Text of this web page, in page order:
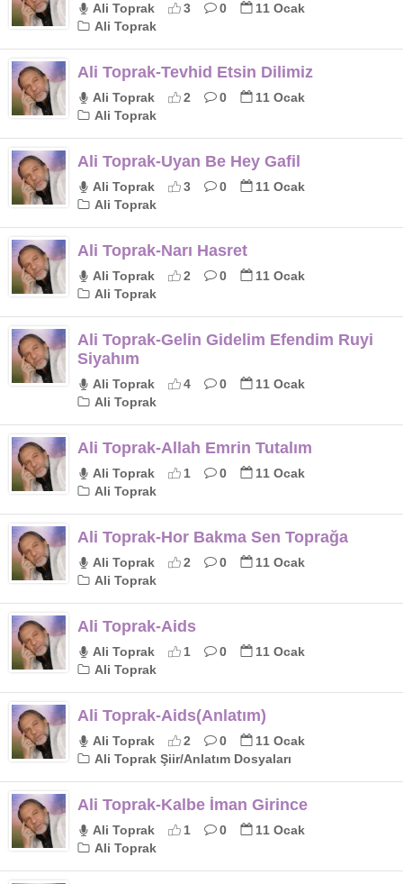
Ali Toprak 3 0
11 Ocak
Ali Toprak
Ali Toprak-Tevhid Etsin Dilimiz
Ali Toprak 2 0
11 Ocak
Ali Toprak
Ali Toprak-Uyan Be Hey Gafil
Ali Toprak 3 0
11 Ocak
Ali Toprak
Ali Toprak-Narı Hasret
Ali Toprak 2 0
11 Ocak
Ali Toprak
Ali Toprak-Gelin Gidelim Efendim Ruyi
Siyahım
Ali Toprak 4 0
11 Ocak
Ali Toprak
Ali Toprak-Allah Emrin Tutalım
Ali Toprak 1 0
11 Ocak
Ali Toprak
Ali Toprak-Hor Bakma Sen Toprağa
Ali Toprak 2 0
11 Ocak
Ali Toprak
Ali Toprak-Aids
Ali Toprak 1 0
11 Ocak
Ali Toprak
Ali Toprak-Aids(Anlatım)
Ali Toprak 2 0
11 Ocak
Ali Toprak Şiir/Anlatım Dosyaları
Ali Toprak-Kalbe İman Girince
Ali Toprak 1 0
11 Ocak
Ali Toprak